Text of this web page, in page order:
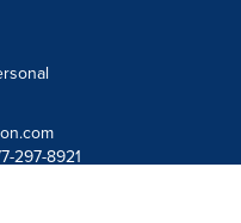
297-8921